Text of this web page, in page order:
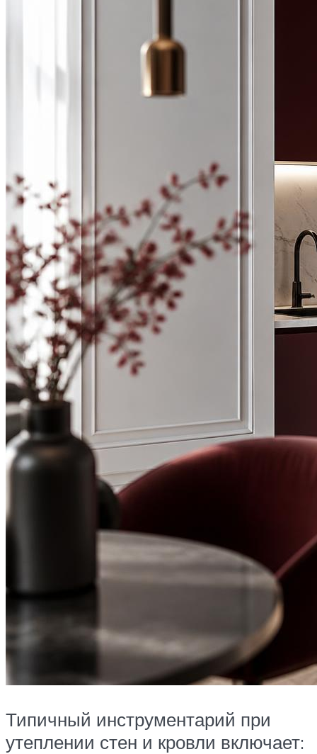
Типичный инструментарий при
утеплении стен и кровли включает: